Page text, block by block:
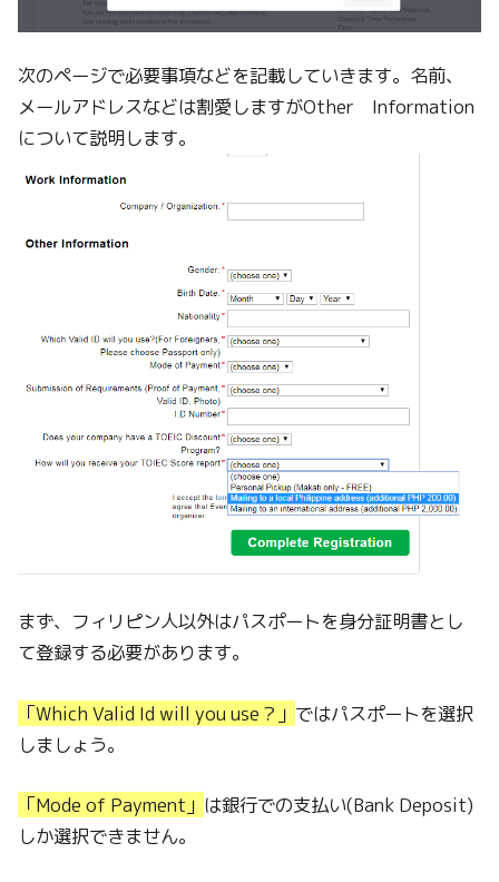
次のページで必要事項などを記載していきます。名前、
メールアドレスなどは割愛しますがOther Information
について説明します。
まず、フィリピン人以外はパスポートを身分証明書とし
て登録する必要があります。
「Which Valid Id will you use？」 ではパスポートを選択
しましょう。
「Mode of Payment」 は銀行での支払い(Bank Deposit)
しか選択できません。